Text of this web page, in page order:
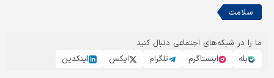
سلامت
ما را در شبکه‌های اجتماعی دنبال کنید
بله
اینستاگرم تلگرام ایکس لینکدین